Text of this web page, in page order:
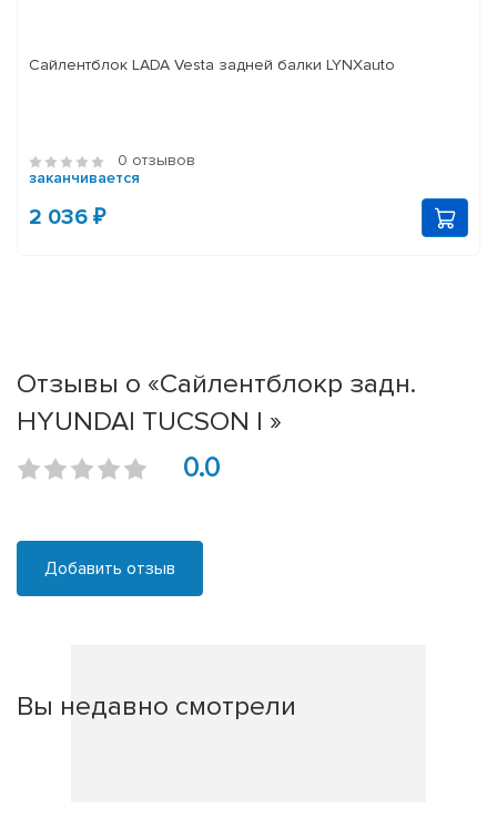
Сайлентблок LADA Vesta задней балки LYNXauto
0 отзывов
заканчивается
2 036 ₽
Отзывы о «Сайлентблокp задн.
HYUNDAI TUCSON I »
0.0
Добавить отзыв
Вы недавно смотрели